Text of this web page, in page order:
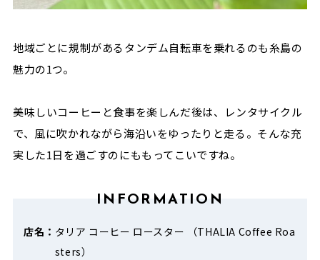
地域ごとに規制があるタンデム自転車を乗れるのも糸島の
魅力の1つ。
美味しいコーヒーと食事を楽しんだ後は、レンタサイクル
で、風に吹かれながら海沿いをゆったりと走る。そんな充
実した1日を過ごすのにももってこいですね。
INFORMATION
店名： タリア コーヒー ロースター （THALIA Coffee Roa
sters）